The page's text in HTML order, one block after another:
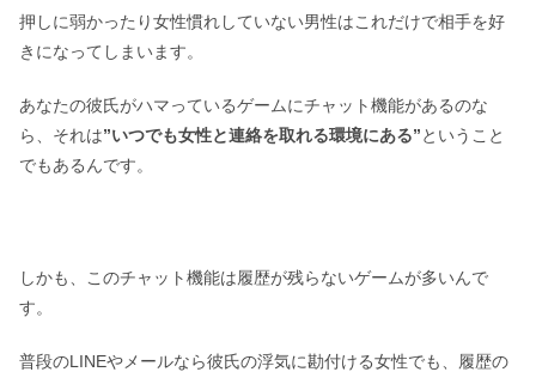
押しに弱かったり女性慣れしていない男性はこれだけで相手を好
きになってしまいます。
あなたの彼氏がハマっているゲームにチャット機能があるのな
ら、それは”いつでも女性と連絡を取れる環境にある”ということ
でもあるんです。
しかも、このチャット機能は履歴が残らないゲームが多いんで
す。
普段のLINEやメールなら彼氏の浮気に勘付ける女性でも、履歴の